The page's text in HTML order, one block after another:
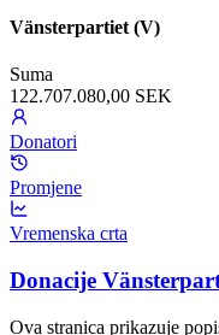
Vänsterpartiet (V)
Suma
122.707.080,00 SEK
Donatori
Promjene
Vremenska crta
Donacije
Ova stranica prikazuje